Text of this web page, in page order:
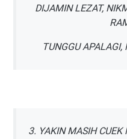
DIJAMIN LEZAT,
TUNGGU APALAGI,
3. YAKIN MASIH